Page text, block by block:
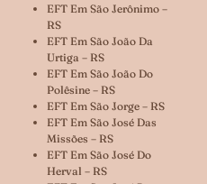
EFT Em São Jerônimo –
RS
EFT Em São João Da
Urtiga – RS
EFT Em São João Do
Polêsine – RS
EFT Em São Jorge – RS
EFT Em São José Das
Missões – RS
EFT Em São José Do
Herval – RS